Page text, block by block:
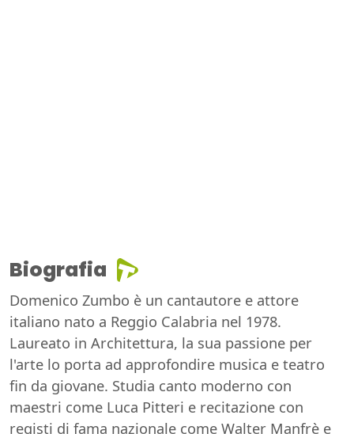
Biografia
Domenico Zumbo è un cantautore e attore
italiano nato a Reggio Calabria nel 1978.
Laureato in Architettura, la sua passione per
l'arte lo porta ad approfondire musica e teatro
fin da giovane. Studia canto moderno con
maestri come Luca Pitteri e recitazione con
registi di fama nazionale come Walter Manfrè e